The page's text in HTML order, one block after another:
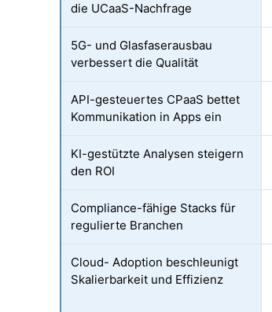
die UCaaS-Nachfrage
5G- und Glasfaserausbau
verbessert die Qualität
API-gesteuertes CPaaS bettet
Kommunikation in Apps ein
KI-gestützte Analysen steigern
den ROI
Compliance-fähige Stacks für
regulierte Branchen
Cloud- Adoption beschleunigt
Skalierbarkeit und Effizienz